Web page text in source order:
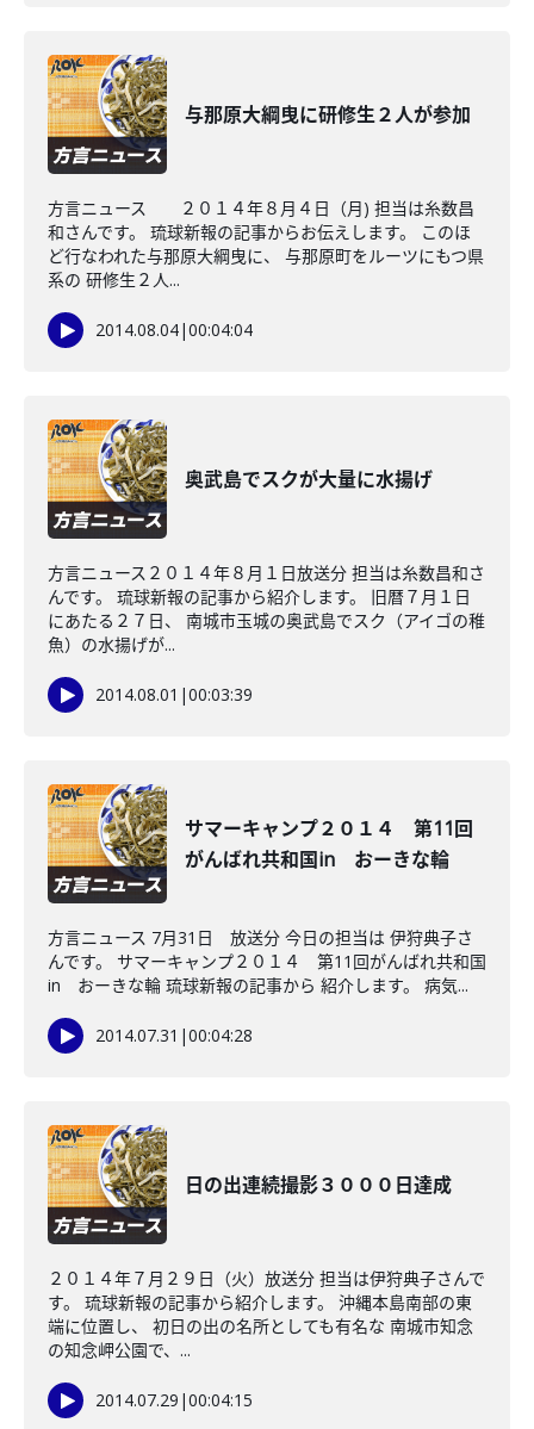
与那原大綱曳に研修生２人が参加
方言ニュース ２０１４年８月４日（月) 担当は糸数昌
和さんです。 琉球新報の記事からお伝えします。 このほ
ど行なわれた与那原大綱曳に、 与那原町をルーツにもつ県
系の 研修生２人...
2014.08.04|00:04:04
奥武島でスクが大量に水揚げ
方言ニュース２０１４年８月１日放送分 担当は糸数昌和さ
んです。 琉球新報の記事から紹介します。 旧暦７月１日
にあたる２７日、 南城市玉城の奥武島でスク（アイゴの稚
魚）の水揚げが...
2014.08.01 |00:03:39
サマーキャンプ２０１４ 第11回
がんばれ共和国in おーきな輪
方言ニュース 7月31日 放送分 今日の担当は 伊狩典子さ
んです。 サマーキャンプ２０１４ 第11回がんばれ共和国
in おーきな輪 琉球新報の記事から 紹介します。 病気...
2014.07.31 |00:04:28
日の出連続撮影３０００日達成
２０１４年７月２９日（火）放送分 担当は伊狩典子さんで
す。 琉球新報の記事から紹介します。 沖縄本島南部の東
端に位置し、 初日の出の名所としても有名な 南城市知念
の知念岬公園で、...
2014.07.29 |00:04:15